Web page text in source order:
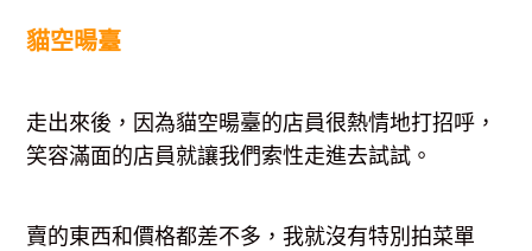
貓空暘臺
走出來後，因為貓空暘臺的店員很熱情地打招呼，
笑容滿面的店員就讓我們索性走進去試試。
賣的東西和價格都差不多，我就沒有特別拍菜單